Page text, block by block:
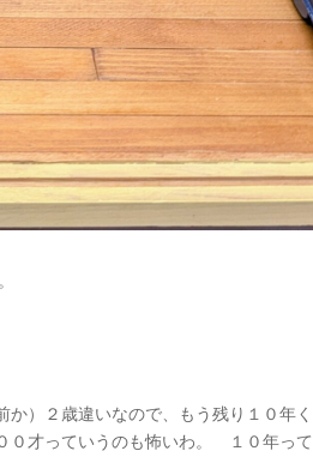
）２歳違いなので、もう残り１０年
才っていうのも怖いわ。 １０年っ